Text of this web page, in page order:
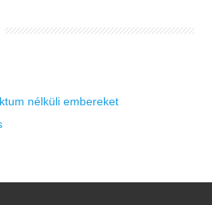
nélküli embereket